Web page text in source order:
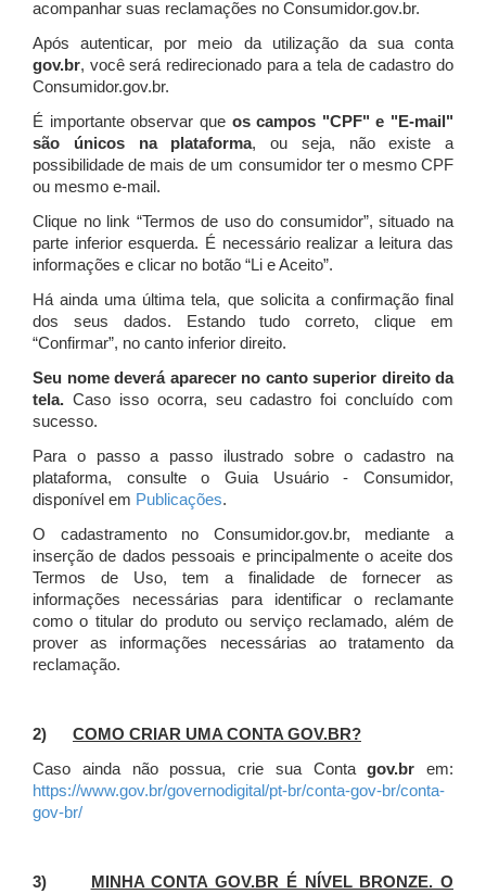
acompanhar suas reclamações no Consumidor.gov.br.
Após autenticar, por meio da utilização da sua conta
gov.br, você será redirecionado para a tela de cadastro do
Consumidor.gov.br.
É importante observar que os campos "CPF" e "E-mail"
são únicos na plataforma, ou seja, não existe a
possibilidade de mais de um consumidor ter o mesmo CPF
ou mesmo e-mail.
Clique no link “Termos de uso do consumidor”, situado na
parte inferior esquerda. É necessário realizar a leitura das
informações e clicar no botão “Li e Aceito”.
Há ainda uma última tela, que solicita a confirmação final
dos seus dados. Estando tudo correto, clique em
“Confirmar”, no canto inferior direito.
Seu nome deverá aparecer no canto superior direito da
tela. Caso isso ocorra, seu cadastro foi concluído com
sucesso.
Para o passo a passo ilustrado sobre o cadastro na
plataforma, consulte o Guia Usuário - Consumidor,
disponível em Publicações.
O cadastramento no Consumidor.gov.br, mediante a
inserção de dados pessoais e principalmente o aceite dos
Termos de Uso, tem a finalidade de fornecer as
informações necessárias para identificar o reclamante
como o titular do produto ou serviço reclamado, além de
prover as informações necessárias ao tratamento da
reclamação.
2) COMO CRIAR UMA CONTA GOV.BR?
Caso ainda não possua, crie sua Contagov.br em:
https://www.gov.br/governodigital/pt-br/conta-gov-br/conta-
gov-br/
3)
MINHA CONTA GOV.BR É NÍVEL BRONZE. O